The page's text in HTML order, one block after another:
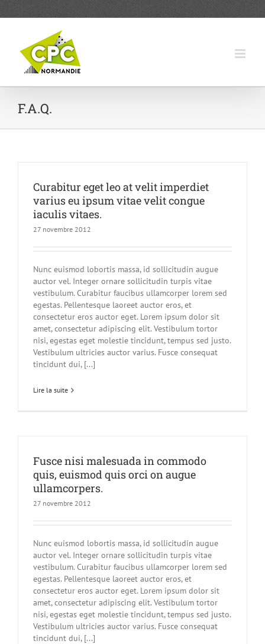
F.A.Q.
Curabitur eget leo at velit imperdiet
varius eu ipsum vitae velit congue
iaculis vitaes.
27 novembre 2012
Nunc euismod lobortis massa, id sollicitudin augue
auctor vel. Integer ornare sollicitudin turpis vitae
vestibulum. Curabitur faucibus ullamcorper lorem sed
egestas. Pellentesque laoreet auctor eros, et
consectetur eros auctor eget. Lorem ipsum dolor sit
amet, consectetur adipiscing elit. Vestibulum tortor
nisi, egestas eget molestie tincidunt, tempus sed justo.
Vestibulum ultricies auctor varius. Fusce consequat
tincidunt dui, [...]
Lire la suite
Fusce nisi malesuada in commodo
quis, euismod quis orci on augue
ullamcorpers.
27 novembre 2012
Nunc euismod lobortis massa, id sollicitudin augue
auctor vel. Integer ornare sollicitudin turpis vitae
vestibulum. Curabitur faucibus ullamcorper lorem sed
egestas. Pellentesque laoreet auctor eros, et
consectetur eros auctor eget. Lorem ipsum dolor sit
amet, consectetur adipiscing elit. Vestibulum tortor
nisi, egestas eget molestie tincidunt, tempus sed justo.
Vestibulum ultricies auctor varius. Fusce consequat
tincidunt dui, [...]